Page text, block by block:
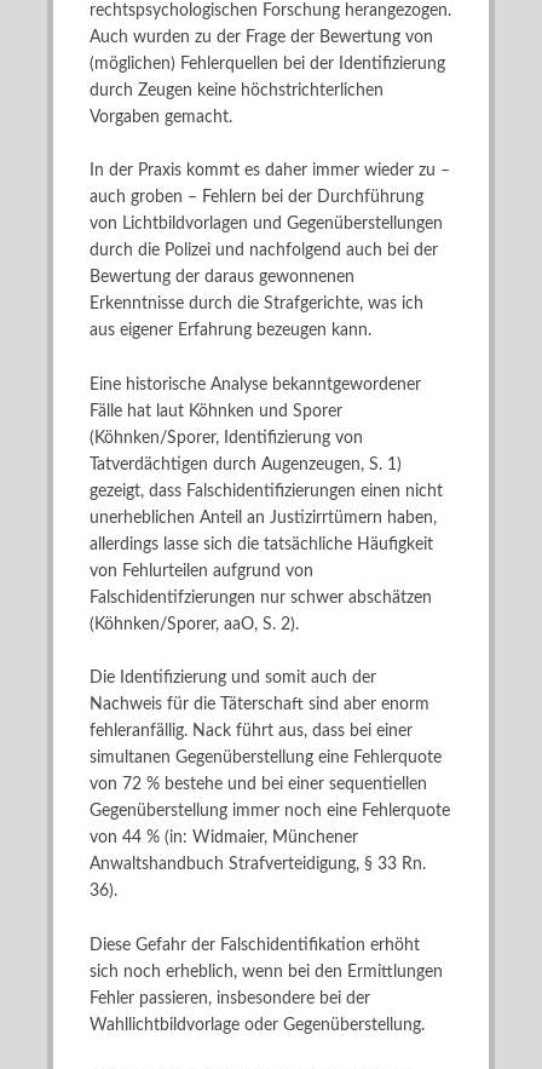
rechtspsychologischen Forschung herangezogen.
Auch wurden zu der Frage der Bewertung von
(möglichen) Fehlerquellen bei der Identifizierung
durch Zeugen keine höchstrichterlichen
Vorgaben gemacht.
In der Praxis kommt es daher immer wieder zu –
auch groben – Fehlern bei der Durchführung
von Lichtbildvorlagen und Gegenüberstellungen
durch die Polizei und nachfolgend auch bei der
Bewertung der daraus gewonnenen
Erkenntnisse durch die Strafgerichte, was ich
aus eigener Erfahrung bezeugen kann.
Eine historische Analyse bekanntgewordener
Fälle hat laut Köhnken und Sporer
(Köhnken/Sporer, Identifizierung von
Tatverdächtigen durch Augenzeugen, S. 1)
gezeigt, dass Falschidentifizierungen einen nicht
unerheblichen Anteil an Justizirrtümern haben,
allerdings lasse sich die tatsächliche Häufigkeit
von Fehlurteilen aufgrund von
Falschidentifzierungen nur schwer abschätzen
(Köhnken/Sporer, aaO, S. 2).
Die Identifizierung und somit auch der
Nachweis für die Täterschaft sind aber enorm
fehleranfällig. Nack führt aus, dass bei einer
simultanen Gegenüberstellung eine Fehlerquote
von 72 % bestehe und bei einer sequentiellen
Gegenüberstellung immer noch eine Fehlerquote
von 44 % (in: Widmaier, Münchener
Anwaltshandbuch Strafverteidigung, § 33 Rn.
36).
Diese Gefahr der Falschidentifikation erhöht
sich noch erheblich, wenn bei den Ermittlungen
Fehler passieren, insbesondere bei der
Wahllichtbildvorlage oder Gegenüberstellung.